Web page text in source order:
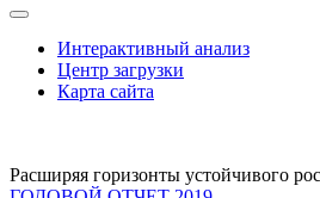
Интерактивный анализ
Центр загрузки
Карта сайта
Расширяя горизонты устойчивого